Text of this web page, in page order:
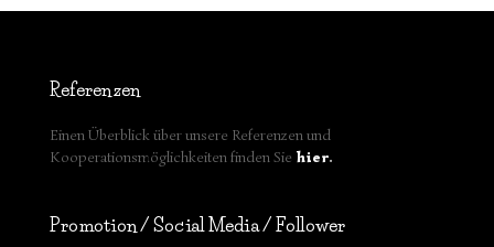
Referenzen
Einen Überblick über unsere Referenzen und
Kooperationsmöglichkeiten finden Sie hier.
Promotion / Social Media / Follower